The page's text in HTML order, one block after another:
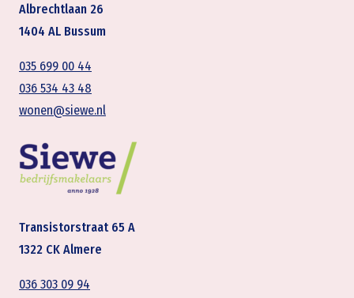
Albrechtlaan 26
1404 AL Bussum
035 699 00 44
036 534 43 48
wonen@siewe.nl
Transistorstraat 65 A
1322 CK Almere
036 303 09 94